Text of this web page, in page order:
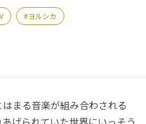
ヨルシカ
まる音楽が組み合わされる